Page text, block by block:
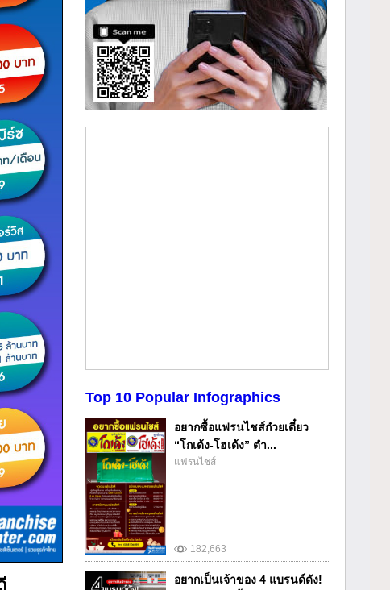
Top 10 Popular Infographics
182,663
อยากซื้อแฟรนไชส์ก๋วยเตี๋ยว
“โกเด้ง-โฮเด้ง” ตำ...
แฟรนไชส์
อยากเป็นเจ้าของ 4 แบรนด์ดัง!